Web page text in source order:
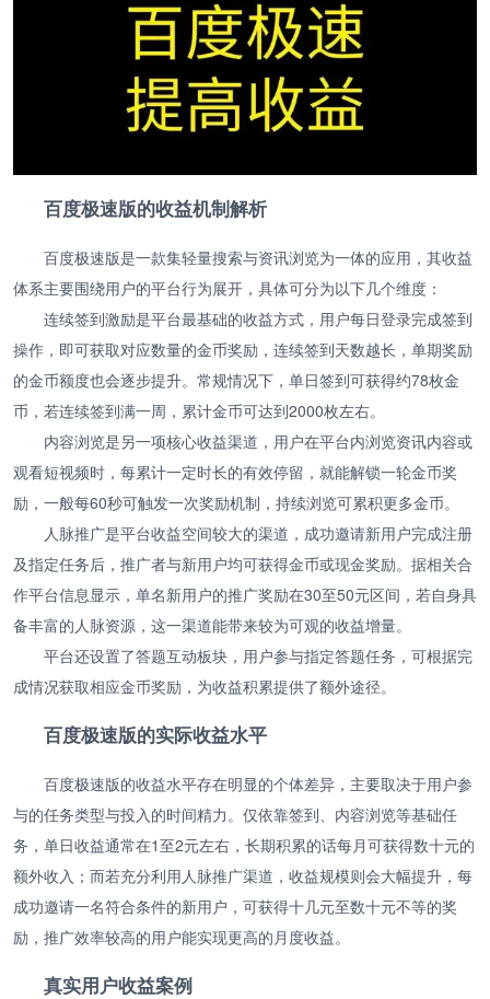
百度极速版的收益机制解析
百度极速版是一款集轻量搜索与资讯浏览为一体的应用，其收益
体系主要围绕用户的平台行为展开，具体可分为以下几个维度：
连续签到激励是平台最基础的收益方式，用户每日登录完成签到
操作，即可获取对应数量的金币奖励，连续签到天数越长，单期奖励
的金币额度也会逐步提升。常规情况下，单日签到可获得约78枚金
币，若连续签到满一周，累计金币可达到2000枚左右。
内容浏览是另一项核心收益渠道，用户在平台内浏览资讯内容或
观看短视频时，每累计一定时长的有效停留，就能解锁一轮金币奖
励，一般每60秒可触发一次奖励机制，持续浏览可累积更多金币。
人脉推广是平台收益空间较大的渠道，成功邀请新用户完成注册
及指定任务后，推广者与新用户均可获得金币或现金奖励。据相关合
作平台信息显示，单名新用户的推广奖励在30至50元区间，若自身具
备丰富的人脉资源，这一渠道能带来较为可观的收益增量。
平台还设置了答题互动板块，用户参与指定答题任务，可根据完
成情况获取相应金币奖励，为收益积累提供了额外途径。
百度极速版的实际收益水平
百度极速版的收益水平存在明显的个体差异，主要取决于用户参
与的任务类型与投入的时间精力。仅依靠签到、内容浏览等基础任
务，单日收益通常在1至2元左右，长期积累的话每月可获得数十元的
额外收入；而若充分利用人脉推广渠道，收益规模则会大幅提升，每
成功邀请一名符合条件的新用户，可获得十几元至数十元不等的奖
励，推广效率较高的用户能实现更高的月度收益。
真实用户收益案例